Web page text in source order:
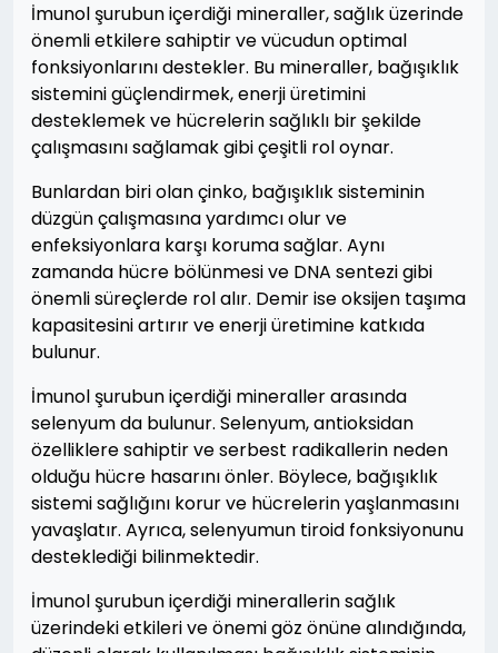
İmunol şurubun içerdiği mineraller, sağlık üzerinde
önemli etkilere sahiptir ve vücudun optimal
fonksiyonlarını destekler. Bu mineraller, bağışıklık
sistemini güçlendirmek, enerji üretimini
desteklemek ve hücrelerin sağlıklı bir şekilde
çalışmasını sağlamak gibi çeşitli rol oynar.
Bunlardan biri olan çinko, bağışıklık sisteminin
düzgün çalışmasına yardımcı olur ve
enfeksiyonlara karşı koruma sağlar. Aynı
zamanda hücre bölünmesi ve DNA sentezi gibi
önemli süreçlerde rol alır. Demir ise oksijen taşıma
kapasitesini artırır ve enerji üretimine katkıda
bulunur.
İmunol şurubun içerdiği mineraller arasında
selenyum da bulunur. Selenyum, antioksidan
özelliklere sahiptir ve serbest radikallerin neden
olduğu hücre hasarını önler. Böylece, bağışıklık
sistemi sağlığını korur ve hücrelerin yaşlanmasını
yavaşlatır. Ayrıca, selenyumun tiroid fonksiyonunu
desteklediği bilinmektedir.
İmunol şurubun içerdiği minerallerin sağlık
üzerindeki etkileri ve önemi göz önüne alındığında,